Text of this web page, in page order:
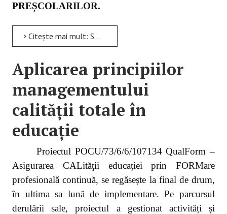
PREȘCOLARILOR.
Citește mai mult: STIMA DE SINE ȘI ÎNCREDEREA ÎN FORȚELE PROPRII – INGREDIENTE ALE SUCCESULUI ȘCOLAR
Aplicarea principiilor
managementului
calității totale în
educație
Proiectul POCU/73/6/6/107134 QualForm –
Asigurarea CALităţii educației prin FORMare
profesională continuă, se regăsește la final de drum,
în ultima sa lună de implementare. Pe parcursul
derulării sale, proiectul a gestionat activități și